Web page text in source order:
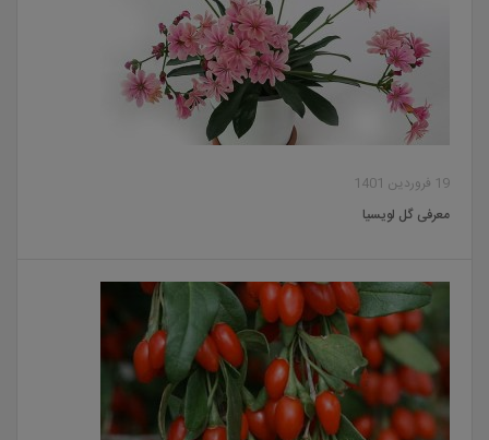
19 فروردین 1401
معرفی گل لویسیا